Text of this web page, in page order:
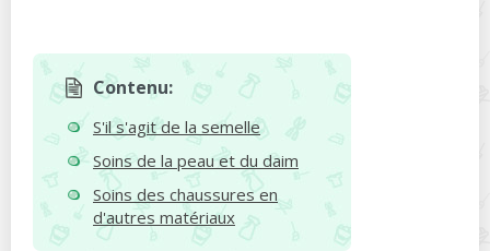
Contenu:
S'il s'agit de la semelle
Soins de la peau et du daim
Soins des chaussures en
d'autres matériaux